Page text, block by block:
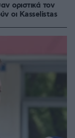
οριστικά τον
οι Kasselistas